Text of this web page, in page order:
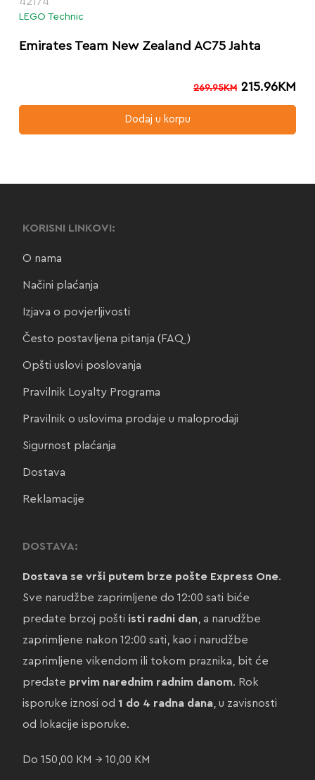
LEGO Technic
Emirates Team New Zealand AC75 Jahta
269.95KM 215.96KM
Dodaj u korpu
KORISNI LINKOVI:
O nama
Načini plaćanja
Izjava o povjerljivosti
Često postavljena pitanja (FAQ)
Opšti uslovi poslovanja
Pravilnik Loyalty Programa
Pravilnik o uslovima prodaje u maloprodaji
Sigurnost plaćanja
Dostava
Reklamacije
DOSTAVA:
Dostava se vrši putem brze pošte Express One.
Sve narudžbe zaprimljene do 12:00 sati biće
predate brzoj pošti isti radni dan, a narudžbe
zaprimljene nakon 12:00 sati, kao i narudžbe
zaprimljene vikendom ili tokom praznika, bit će
predate prvim narednim radnim danom. Rok
isporuke iznosi od 1 do 4 radna dana, u zavisnosti
od lokacije isporuke.
Do 150,00 KM → 10,00 KM